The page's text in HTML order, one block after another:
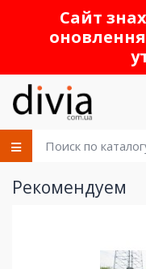
Сайт
Рекомендуем